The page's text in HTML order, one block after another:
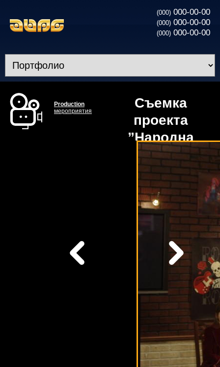
(000) 000-00-00
(000) 000-00-00
(000) 000-00-00
Production
мероприятия
Съемка
проекта
”Народна
Зірка”